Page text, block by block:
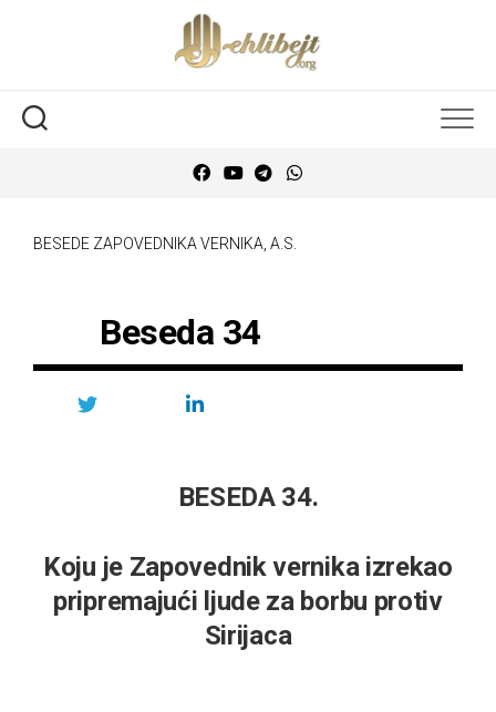
BESEDE ZAPOVEDNIKA VERNIKA, A.S.
Beseda 34
BESEDA 34.
Koju je Zapovednik vernika izrekao
pripremajući ljude za borbu protiv
Sirijaca